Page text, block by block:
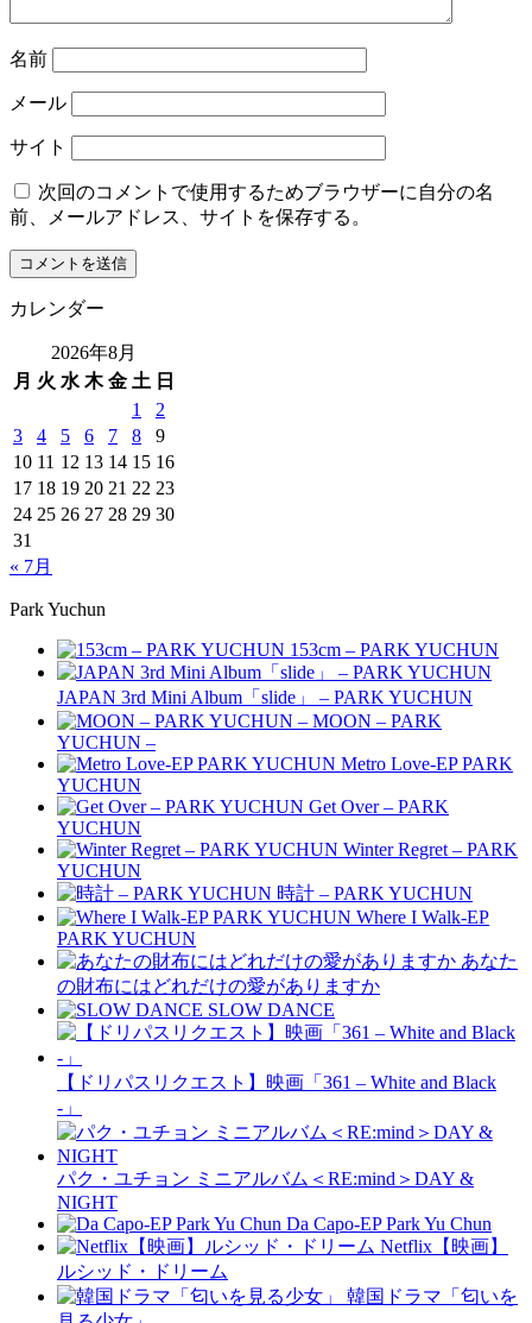
名前
メール
サイト
次回のコメントで使用するためブラウザーに自分の名
前、メールアドレス、サイトを保存する。
カレンダー
2026年8月
月 火 水 木 金 土 日
1
2
3
4 5 6 7 8
9
10 11 12 13 14 15 16
17 18 19 20 21 22 23
24 25 26 27 28 29 30
31
« 7月
Park Yuchun
153cm – PARK YUCHUN
JAPAN 3rd Mini Album「slide」 – PARK YUCHUN
MOON – PARK
YUCHUN –
Metro Love-EP PARK
YUCHUN
Get Over – PARK
YUCHUN
Winter Regret – PARK
YUCHUN
時計 – PARK YUCHUN
Where I Walk-EP
PARK YUCHUN
あなた
の財布にはどれだけの愛がありますか
SLOW DANCE
【ドリパスリクエスト】映画「361 – White and Black
-」
パク・ユチョン ミニアルバム＜RE:mind＞DAY &
NIGHT
Da Capo-EP Park Yu Chun
Netflix【映画】
ルシッド・ドリーム
韓国ドラマ「匂いを